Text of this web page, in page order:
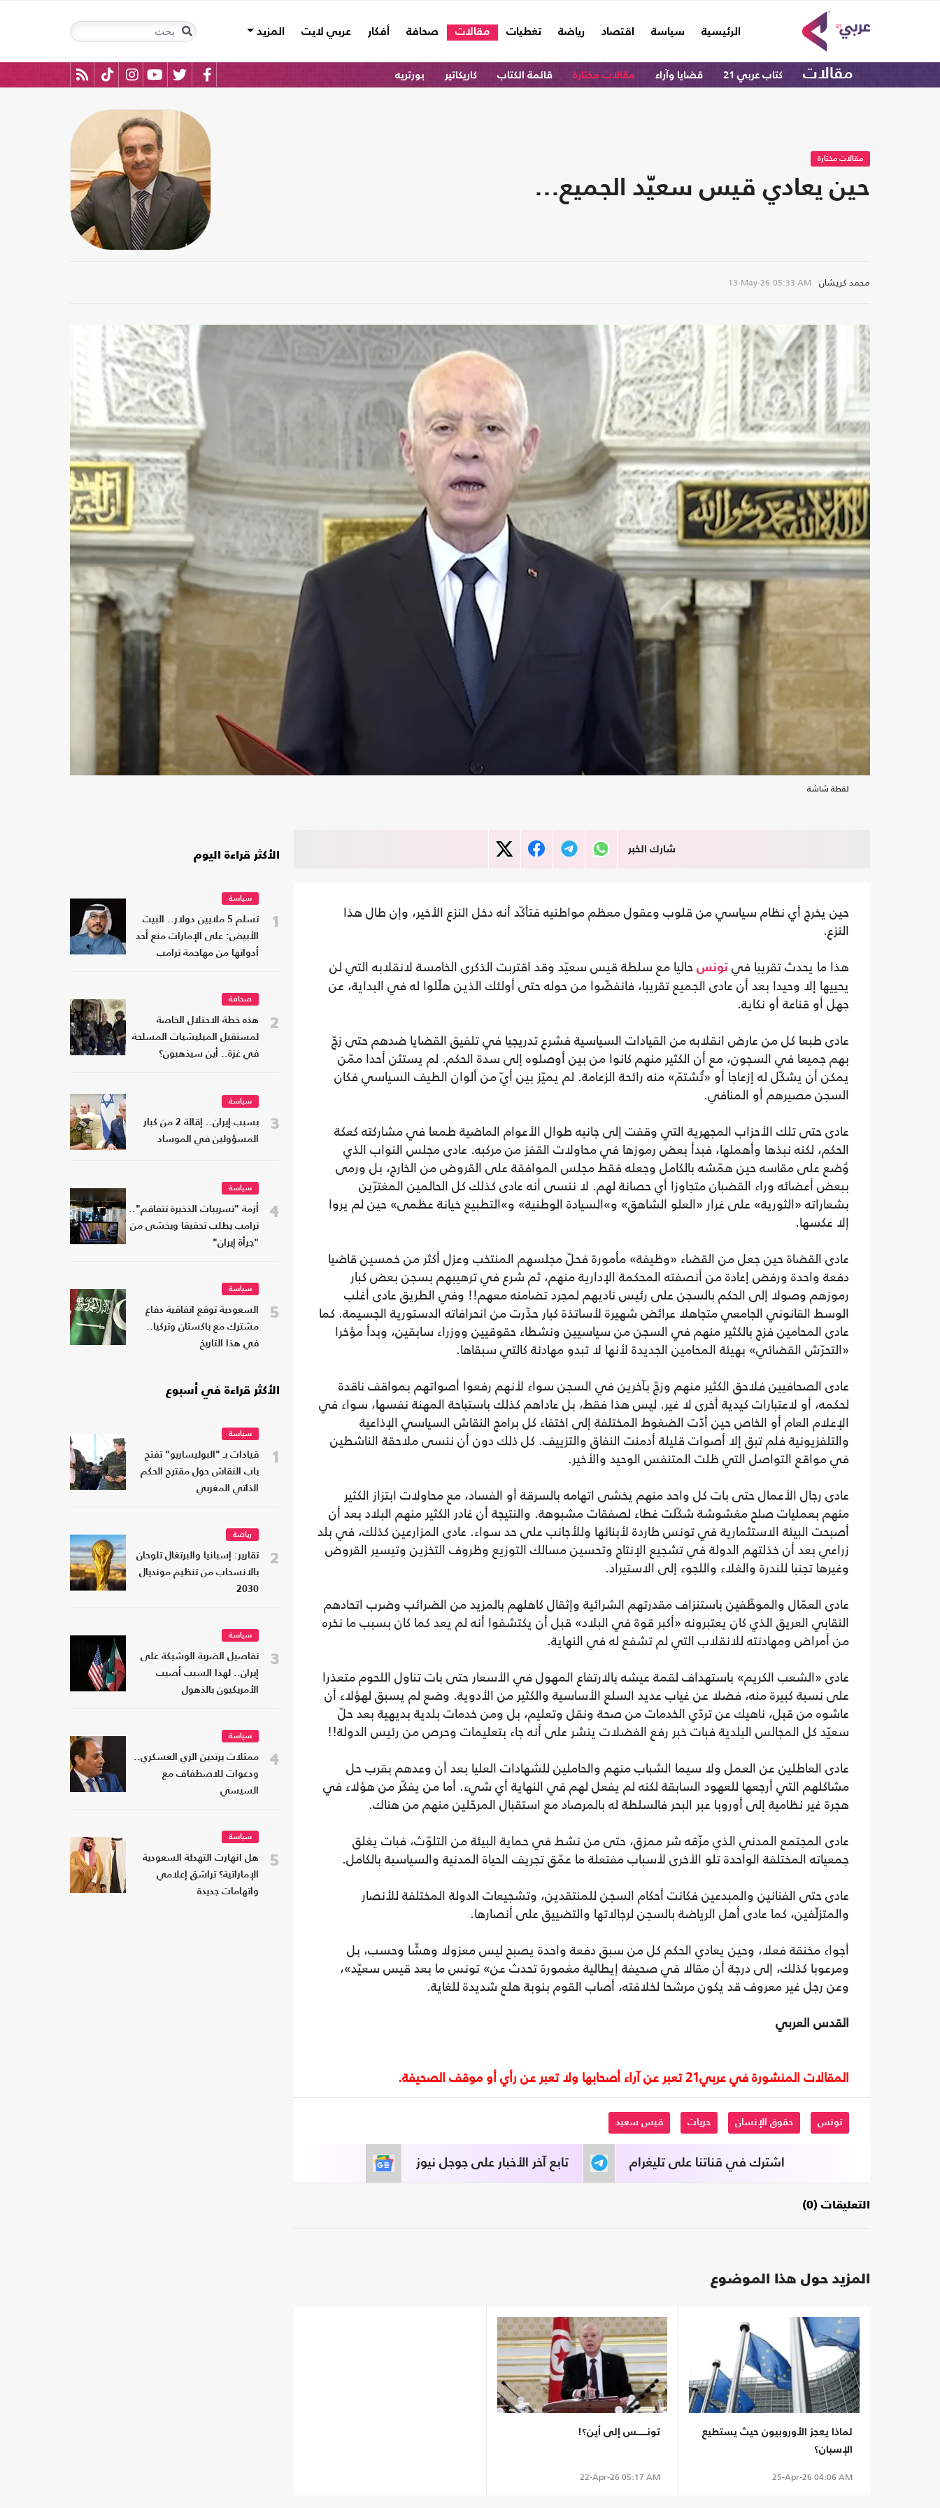
الرئيسية
(current) سياسة اقتصاد رياضة تغطيات مقالات صحافة أفكار عربي لايت المزيد
مقالات كتاب عربي 21 قضايا وآراء مقالات مختارة قائمة الكتاب كاريكاتير بورتريه
مقالات مختارة
حين يعادي قيس سعيّد الجميع…
محمد كريشان 13-May-26 05:33 AM
لقطة شاشة
شارك الخبر
حين يخرج أي نظام سياسي من قلوب وعقول معظم مواطنيه فتأكّد أنه دخل النزع الأخير، وإن طال هذا
النزع.
هذا ما يحدث تقريبا في تونس حاليا مع سلطة قيس سعيّد وقد اقتربت الذكرى الخامسة لانقلابه التي لن
يحييها إلا وحيدا بعد أن عادى الجميع تقريبا، فانفضّوا من حوله حتى أولئك الذين هلّلوا له في البداية، عن
جهل أو قناعة أو نكاية.
عادى طبعا كل من عارض انقلابه من القيادات السياسية فشرع تدريجيا في تلفيق القضايا ضدهم حتى زجّ
بهم جميعا في السجون، مع أن الكثير منهم كانوا من بين أوصلوه إلى سدة الحكم. لم يستثن أحدا ممّن
يمكن أن يشكّل له إزعاجا أو «تُشتمّ» منه رائحة الزعامة. لم يميّز بين أيّ من ألوان الطيف السياسي فكان
السجن مصيرهم أو المنافي.
عادى حتى تلك الأحزاب المجهرية التي وقفت إلى جانبه طوال الأعوام الماضية طمعا في مشاركته كعكة
الحكم، لكنه نبذها وأهملها، فبدأ بعض رموزها في محاولات القفز من مركبه. عادى مجلس النواب الذي
وُضع على مقاسه حين همّشه بالكامل وجعله فقط مجلس الموافقة على القروض من الخارج، بل ورمى
ببعض أعضائه وراء القضبان متجاوزا أي حصانة لهم. لا ننسى أنه عادى كذلك كل الحالمين المغترّين
بشعاراته «الثورية» على غرار «العلو الشاهق» و»السيادة الوطنية» و»التطبيع خيانة عظمى» حين لم يروا
إلا عكسها.
عادى القضاة حين جعل من القضاء «وظيفة» مأمورة فحلّ مجلسهم المنتخب وعزل أكثر من خمسين قاضيا
دفعة واحدة ورفض إعادة من أنصفته المحكمة الإدارية منهم، ثم شرع في ترهيبهم بسجن بعض كبار
رموزهم وصولا إلى الحكم بالسجن على رئيس ناديهم لمجرد تضامنه معهم!! وفي الطريق عادى أغلب
الوسط القانوني الجامعي متجاهلا عرائض شهيرة لأساتذة كبار حذّرت من انحرافاته الدستورية الجسيمة. كما
عادى المحامين فزج بالكثير منهم في السجن من سياسيين ونشطاء حقوقيين ووزراء سابقين، وبدأ مؤخرا
«التحرّش القضائي» بهيئة المحامين الجديدة لأنها لا تبدو مهادنة كالتي سبقاها.
عادى الصحافيين فلاحق الكثير منهم وزجّ بآخرين في السجن سواء لأنهم رفعوا أصواتهم بمواقف ناقدة
لحكمه، أو لاعتبارات كيدية أخرى لا غير. ليس هذا فقط، بل عاداهم كذلك باستباحة المهنة نفسها، سواء في
الإعلام العام أو الخاص حين أدّت الضغوط المختلفة إلى اختفاء كل برامج النقاش السياسي الإذاعية
والتلفزيونية فلم تبق إلا أصوات قليلة أدمنت النفاق والتزييف. كل ذلك دون أن ننسى ملاحقة الناشطين
في مواقع التواصل التي ظلت المتنفس الوحيد والأخير.
عادى رجال الأعمال حتى بات كل واحد منهم يخشى اتهامه بالسرقة أو الفساد، مع محاولات ابتزاز الكثير
منهم بعمليات صلح مغشوشة شكّلت غطاء لصفقات مشبوهة. والنتيجة أن غادر الكثير منهم البلاد بعد أن
أصبحت البيئة الاستثمارية في تونس طاردة لأبنائها وللأجانب على حد سواء. عادى المزارعين كذلك، في بلد
زراعي بعد أن خذلتهم الدولة في تشجيع الإنتاج وتحسين مسالك التوزيع وظروف التخزين وتيسير القروض
وغيرها تجنبا للندرة والغلاء واللجوء إلى الاستيراد.
عادى العمّال والموظّفين باستنزاف مقدرتهم الشرائية وإثقال كاهلهم بالمزيد من الضرائب وضرب اتحادهم
النقابي العريق الذي كان يعتبرونه «أكبر قوة في البلاد» قبل أن يكتشفوا أنه لم يعد كما كان بسبب ما نخره
من أمراض ومهادنته للانقلاب التي لم تشفع له في النهاية.
عادى «الشعب الكريم» باستهداف لقمة عيشه بالارتفاع المهول في الأسعار حتى بات تناول اللحوم متعذرا
على نسبة كبيرة منه، فضلا عن غياب عديد السلع الأساسية والكثير من الأدوية. وضع لم يسبق لهؤلاء أن
عاشوه من قبل، ناهيك عن تردّي الخدمات من صحة ونقل وتعليم، بل ومن خدمات بلدية بديهية بعد حلّ
سعيّد كل المجالس البلدية فبات خبر رفع الفضلات ينشر على أنه جاء بتعليمات وحرص من رئيس الدولة!!
عادى العاطلين عن العمل ولا سيما الشباب منهم والحاملين للشهادات العليا بعد أن وعدهم بقرب حل
مشاكلهم التي أرجعها للعهود السابقة لكنه لم يفعل لهم في النهاية أي شيء. أما من يفكّر من هؤلاء في
هجرة غير نظامية إلى أوروبا عبر البحر فالسلطة له بالمرصاد مع استقبال المرحّلين منهم من هناك.
عادى المجتمع المدني الذي مزّقه شر ممزق، حتى من نشط في حماية البيئة من التلوّث، فبات يغلق
جمعياته المختلفة الواحدة تلو الأخرى لأسباب مفتعلة ما عمّق تجريف الحياة المدنية والسياسية بالكامل.
عادى حتى الفنانين والمبدعين فكانت أحكام السجن للمنتقدين، وتشجيعات الدولة المختلفة للأنصار
والمتزلّفين، كما عادى أهل الرياضة بالسجن لرجالاتها والتضييق على أنصارها.
أجواء مخنقة فعلا، وحين يعادي الحكم كل من سبق دفعة واحدة يصبح ليس معزولا وهشّا وحسب، بل
ومرعوبا كذلك، إلى درجة أن مقالا في صحيفة إيطالية مغمورة تحدث عن» تونس ما بعد قيس سعيّد»،
وعن رجل غير معروف قد يكون مرشحا لخلافته، أصاب القوم بنوبة هلع شديدة للغاية.
القدس العربي
المقالات المنشورة في عربي21 تعبر عن آراء أصحابها ولا تعبر عن رأي أو موقف الصحيفة.
تونس حقوق الإنسان حريات قيس سعيد
تابع آخر الأخبار على جوجل نيوز اشترك في قناتنا على تليغرام
التعليقات (0)
المزيد حول هذا الموضوع
لماذا يعجز الأوروبيون حيث يستطيع
الإسبان؟
25-Apr-26 04:06 AM
تونـــــس إلى أين؟!
22-Apr-26 05:17 AM
الأكثر قراءة اليوم
1
سياسة
تسلم 5 ملايين دولار.. البيت
الأبيض: على الإمارات منع أحد
أدواتها من مهاجمة ترامب
2
صحافة
هذه خطة الاحتلال الخاصة
لمستقبل الميليشيات المسلحة
في غزة.. أين سيذهبون؟
3
سياسة
بسبب إيران.. إقالة 2 من كبار
المسؤولين في الموساد
4
سياسة
أزمة "تسريبات الذخيرة تتفاقم"..
ترامب يطلب تحقيقا ويخشى من
"جرأة إيران"
5
سياسة
السعودية توقع اتفاقية دفاع
مشترك مع باكستان وتركيا..
في هذا التاريخ
الأكثر قراءة في أسبوع
1
سياسة
قيادات بـ "البوليساريو" تفتح
باب النقاش حول مقترح الحكم
الذاتي المغربي
2
رياضة
تقارير: إسبانيا والبرتغال تلوحان
بالانسحاب من تنظيم مونديال
2030
3
سياسة
تفاصيل الضربة الوشيكة على
إيران.. لهذا السبب أصيب
الأمريكيون بالذهول
4
سياسة
ممثلات يرتدين الزي العسكري..
ودعوات للاصطفاف مع
السيسي
5
سياسة
هل انهارت التهدئة السعودية
الإماراتية؟ تراشق إعلامي
واتهامات جديدة